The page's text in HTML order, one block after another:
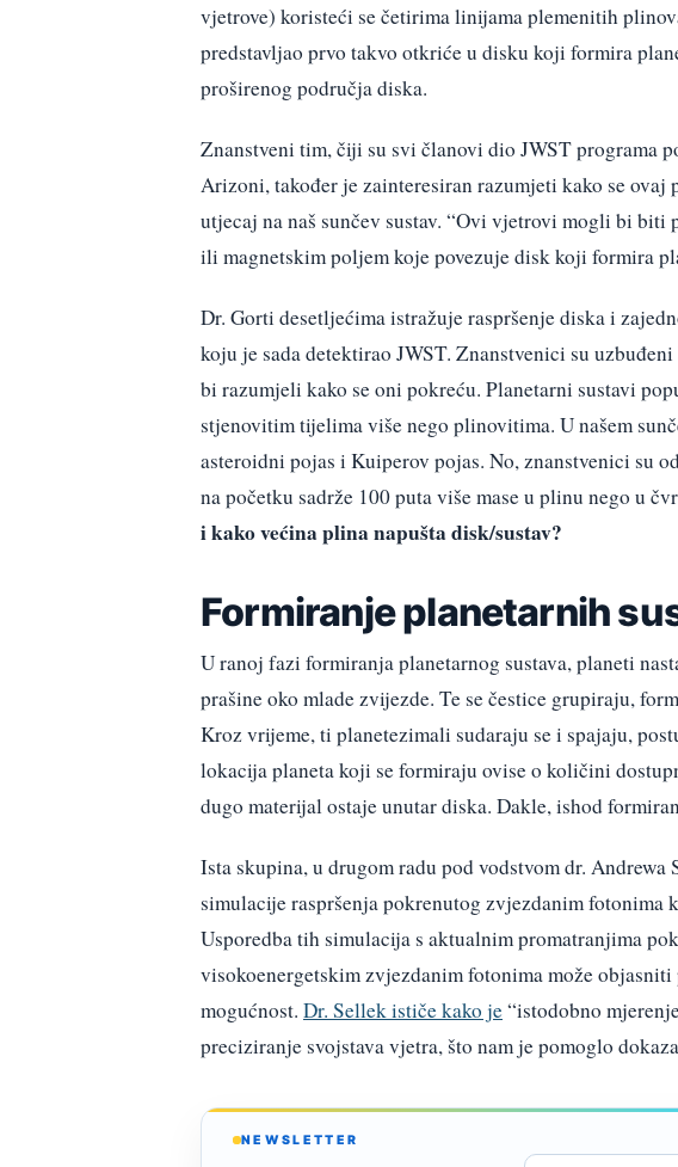
vjetrove) koristeći se četirima linijama plemenitih
predstavljao prvo takvo otkriće u disku koji formira
proširenog područja diska.
Znanstveni tim, čiji su svi članovi dio JWST programa
Arizoni, također je zainteresiran razumjeti kako se
utjecaj na naš sunčev sustav. “Ovi vjetrovi mogli bi
ili magnetskim poljem koje povezuje disk koji formira
Dr. Gorti desetljećima istražuje raspršenje diska i
koju je sada detektirao JWST. Znanstvenici su
bi razumjeli kako se oni pokreću. Planetarni sustavi
stjenovitim tijelima više nego plinovitima. U našem
asteroidni pojas i Kuiperov pojas. No, znanstvenici su
na početku sadrže 100 puta više mase u plinu nego u
i kako većina plina napušta disk/sustav?
Formiranje planetarnih
U ranoj fazi formiranja planetarnog sustava, planeti
prašine oko mlade zvijezde. Te se čestice grupiraju,
Kroz vrijeme, ti planetezimali sudaraju se i spajaju,
lokacija planeta koji se formiraju ovise o količini
dugo materijal ostaje unutar diska. Dakle, ishod
Ista skupina, u drugom radu pod vodstvom dr.
simulacije raspršenja pokrenutog zvjezdanim
Usporedba tih simulacija s aktualnim promatranjima
visokoenergetskim zvjezdanim fotonima može
mogućnost. Dr. Sellek ističe kako je“istodobno
preciziranje svojstava vjetra, što nam je pomoglo
NEWSLETTER